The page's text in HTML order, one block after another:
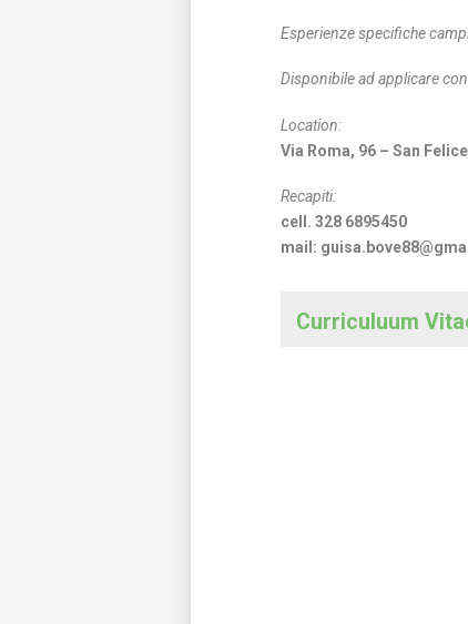
Esperienze specifiche
Disponibile ad applicare
Location:
Via Roma, 96 – San
Recapiti:
cell. 328 6895450
mail:
Curriculuum